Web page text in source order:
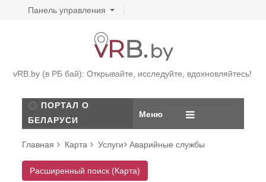
Панель управления
vRB.by (в РБ бай): Открывайте, исследуйте, вдохновляйтесь!
ПОРТАЛ О
БЕЛАРУСИ
Меню
Главная Карта Услуги Аварийные службы
Расширенный поиск (Карта)